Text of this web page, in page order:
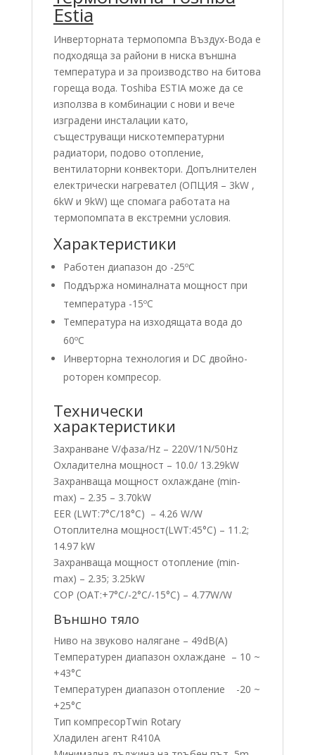
Estia
Инверторната термопомпа Въздух-Вода е
подходяща за райони в ниска външна
температура и за производство на битова
гореща вода. Toshiba ESTIA може да се
използва в комбинации с нови и вече
изградени инсталации като,
същеструващи нискотемпературни
радиатори, подово отопление,
вентилаторни конвектори. Допълнителен
електрически нагревател (ОПЦИЯ – 3kW ,
6kW и 9kW) ще спомага работата на
термопомпата в екстремни условия.
Характеристики
Работен диапазон до -25ºС
Поддържа номиналната мощност при
температура -15ºС
Температура на изходящата вода до
60ºС
​Инверторна технология и DC двойно-
роторен компресор.
Технически
характеристики
Захранване V/фаза/Hz – 220V/1N/50Hz
Охладителна мощност – 10.0/ 13.29kW
Захранваща мощност охлаждане (min-
max) – 2.35 – 3.70kW
EER (LWT:7°C/18°C) – 4.26 W/W
Отоплителна мощност(LWT:45°C) – 11.2;
14.97 kW
Захранваща мощност отопление (min-
max) – 2.35; 3.25kW
COP (OAT:+7°C/-2°C/-15°C) – 4.77W/W
Външно тяло
Ниво на звуково налягане – 49dB(A)
Температурен диапазон охлаждане – 10 ~
+43°C
Температурен диапазон отопление -20 ~
+25°C
Тип компресорTwin Rotary
Хладилен агент R410A